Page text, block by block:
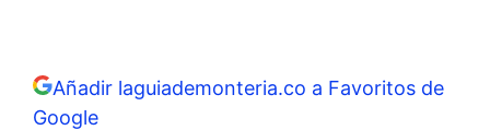
Añadir laguiademonteria.co a Favoritos de
Google